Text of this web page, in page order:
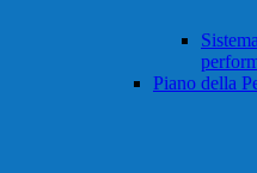
Piano della